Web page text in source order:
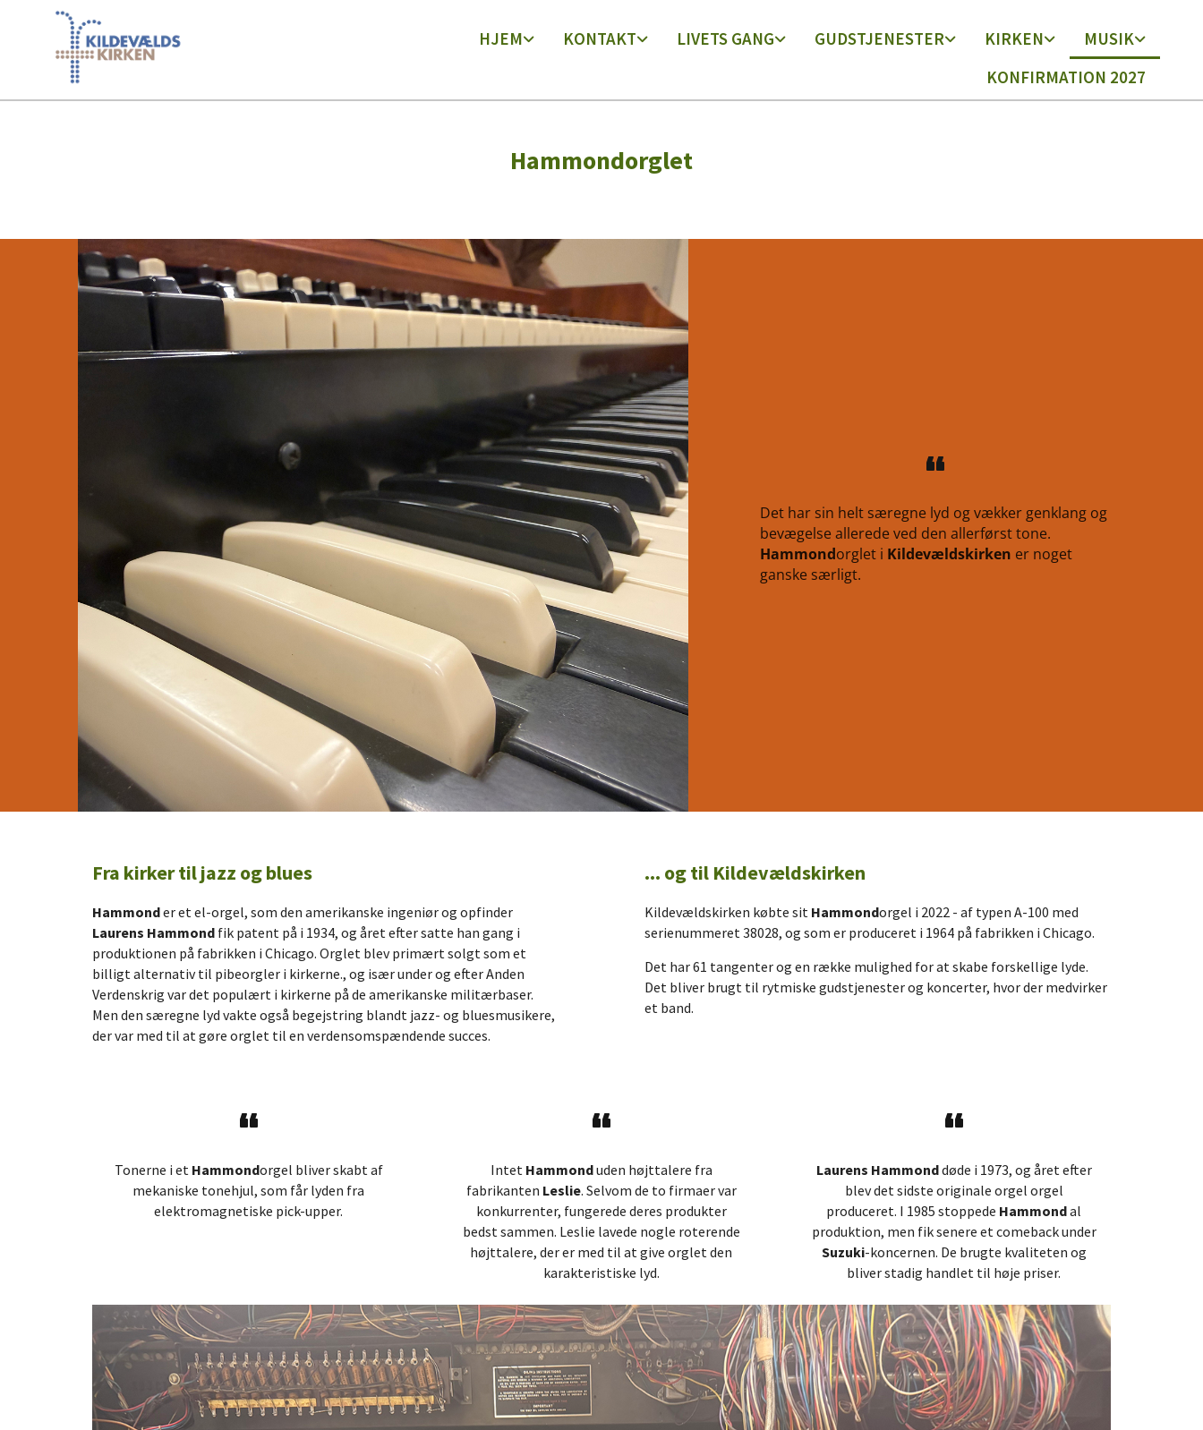
HJEM KONTAKT LIVETS GANG GUDSTJENESTER KIRKEN
MUSIK
KONFIRMATION 2027
Hammondorglet
Det har sin helt særegne lyd og vækker genklang og
bevægelse allerede ved den allerførst tone.
Hammondorglet i Kildevældskirken er noget
ganske særligt.
Fra kirker til jazz og blues
Hammonder et el-orgel, som den amerikanske ingeniør og opfinder
Laurens Hammond fik patent på i 1934, og året efter satte han gang i
produktionen på fabrikken i Chicago. Orglet blev primært solgt som et
billigt alternativ til pibeorgler i kirkerne., og især under og efter Anden
Verdenskrig var det populært i kirkerne på de amerikanske militærbaser.
Men den særegne lyd vakte også begejstring blandt jazz- og bluesmusikere,
der var med til at gøre orglet til en verdensomspændende succes.
... og til Kildevældskirken
Kildevældskirken købte sit Hammondorgel i 2022 - af typen A-100 med
serienummeret 38028, og som er produceret i 1964 på fabrikken i Chicago.
Det har 61 tangenter og en række mulighed for at skabe forskellige lyde.
Det bliver brugt til rytmiske gudstjenester og koncerter, hvor der medvirker
et band.
Tonerne i et Hammondorgel bliver skabt af
mekaniske tonehjul, som får lyden fra
elektromagnetiske pick-upper.
Intet Hammonduden højttalere fra
fabrikanten Leslie. Selvom de to firmaer var
konkurrenter, fungerede deres produkter
bedst sammen. Leslie lavede nogle roterende
højttalere, der er med til at give orglet den
karakteristiske lyd.
Laurens Hammonddøde i 1973, og året efter
blev det sidste originale orgel orgel
produceret. I 1985 stoppede Hammondal
produktion, men fik senere et comeback under
Suzuki-koncernen. De brugte kvaliteten og
bliver stadig handlet til høje priser.